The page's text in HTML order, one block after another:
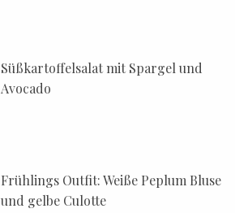
Süßkartoffelsalat mit Spargel und
Avocado
Frühlings Outfit: Weiße Peplum Bluse
und gelbe Culotte